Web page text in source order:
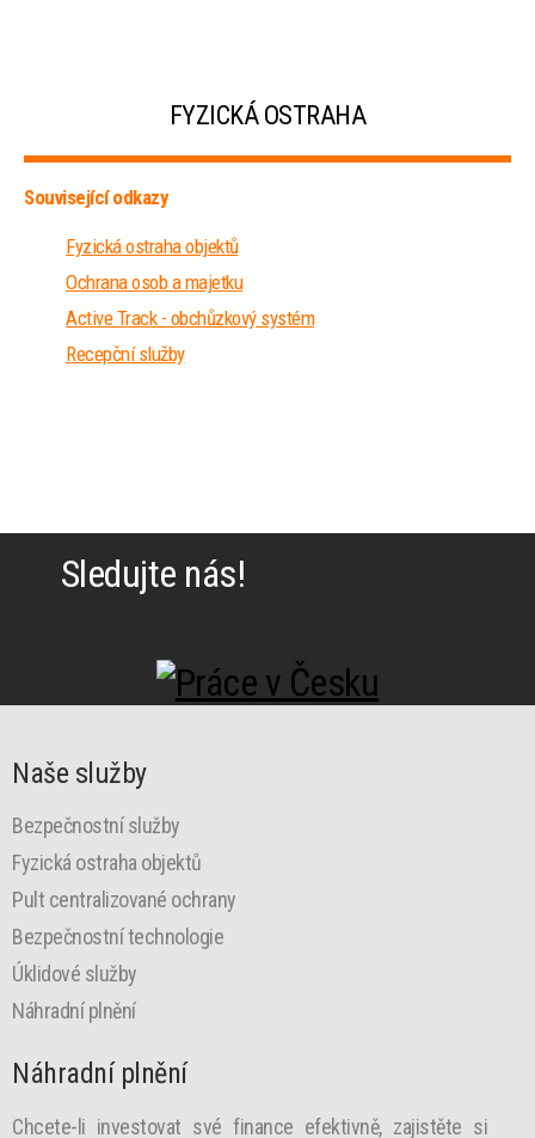
FYZICKÁ OSTRAHA
Související odkazy
Fyzická ostraha objektů
Ochrana osob a majetku
Active Track - obchůzkový systém
Recepční služby
Sledujte nás!
Naše služby
Bezpečnostní služby
Fyzická ostraha objektů
Pult centralizované ochrany
Bezpečnostní technologie
Úklidové služby
Náhradní plnění
Náhradní plnění
Chcete-li investovat své finance efektivně, zajistěte si